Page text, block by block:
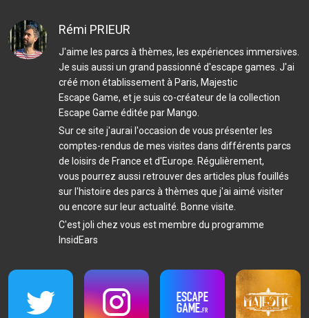
Rémi PRIEUR
J'aime les parcs à thèmes, les expériences immersives.
Je suis aussi un grand passionné d'escape games. J'ai
créémon établissement à Paris, Majestic
Escape Game, et je suis co-créateur de la collection
Escape Game éditée par Mango
Sur ce site j'aurai l'occasion de vous présenter les
comptes-rendus de mes visites dans différents parcs
de loisirs de France et d'Europe. Régulièrement,
vous pourrez aussi retrouver des articles plus fouillés
sur l'histoire des parcs à thèmes que j'ai aimé visiter
ou encore sur leur actualité. Bonne visite.
C'est joli chez vous est membre du programme
InsidEars